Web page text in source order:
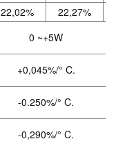
22,02% 22,27%
0 ~+5W
+0,045%/° C.
-0.250%/° C.
-0,290%/° C.